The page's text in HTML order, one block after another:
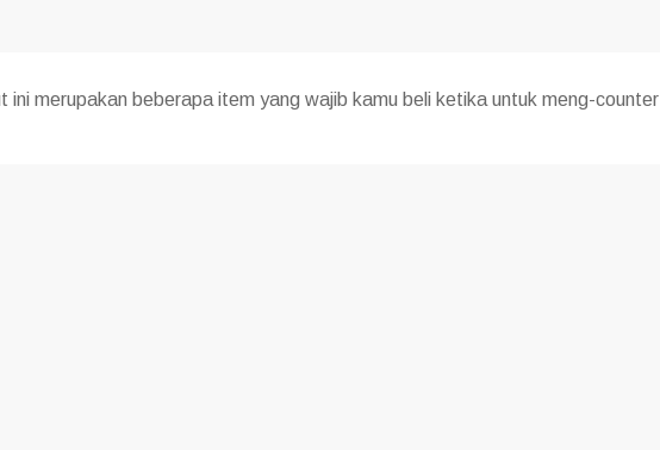
ini merupakan beberapa item yang wajib kamu beli ketika untuk meng-counter